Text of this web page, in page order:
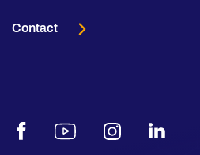
Contact
FacebookYoutubeInstagramLinkedIn